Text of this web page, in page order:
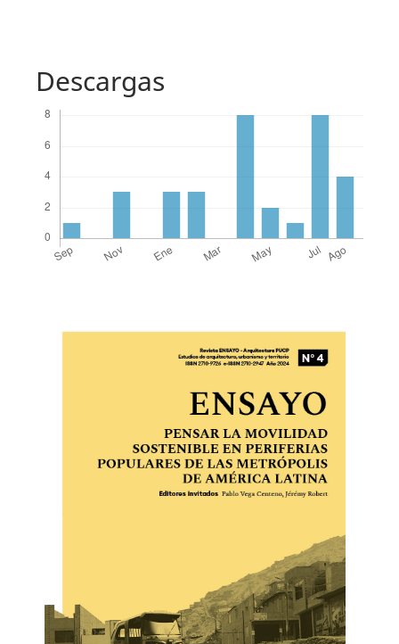
Descargas